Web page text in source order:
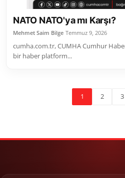
NATO NATO'ya mı Karşı?
Mehmet Saim Bilge Temmuz 9, 2026
cumha.com.tr, CUMHA Cumhur
bir haber platform...
1 2 3